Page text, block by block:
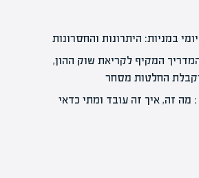
במניות: היתרונות והחסרונות
המדריך המקיף לקריאת שוק ההון,
וקבלת החלטות מסחר
: מה זה, איך זה עובד ומתי כדאי